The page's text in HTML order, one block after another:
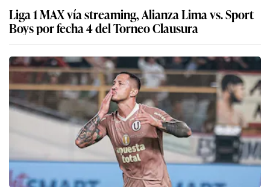
Liga 1 MAX vía streaming, Alianza Lima vs. Sport
Boys por fecha 4 del Torneo Clausura